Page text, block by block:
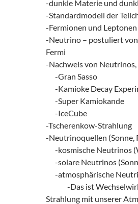
-dunkle Materie und
-Standardmodell der
-Fermionen und Leptonen
-Neutrino – postuliert
Fermi
-Nachweis von Neutrinos,
-Gran Sasso
-Kamioke Decay
-Super Kamiokande
-IceCube
-Tscherenkow-Strahlung
-Neutrinoquellen (Sonne,
-kosmische Neutrinos
-solare Neutrinos
-atmosphärische
-Das ist
Strahlung mit unserer